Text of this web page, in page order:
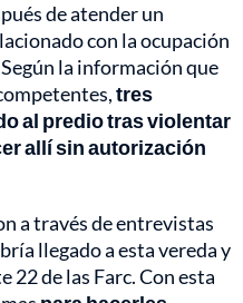
de atender un
con la ocupación
la información que
tres
al predio tras violentar
allí sin autorización
a través de entrevistas
llegado a esta vereda y
22 de las Farc. Con esta